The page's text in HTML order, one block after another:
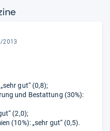
2013
gut“ (0,8);
und Bestattung (30%):
(2,0);
(10%): „sehr gut“ (0,5).